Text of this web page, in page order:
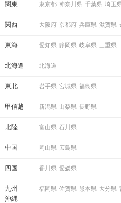
関東 東京都 神奈川県 千葉県 埼玉
関西 大阪府 京都府 兵庫県 滋賀県
東海 愛知県 静岡県 岐阜県 三重県
北海道 北海道
東北 岩手県 宮城県 福島県
甲信越 新潟県 山梨県 長野県
北陸 富山県 石川県
中国 岡山県 広島県
四国 香川県 愛媛県
九州
沖縄
福岡県 佐賀県 熊本県 大分県